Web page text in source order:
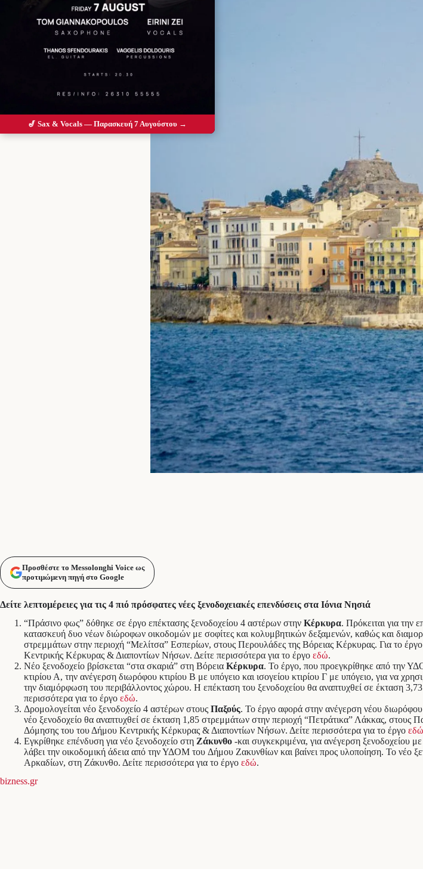
Προσθέστε το Messolonghi Voice ως
προτιμώμενη πηγή στο Google
Δείτε λεπτομέρειες για τις 4 πιό πρόσφατες νέες ξενοδοχειακές επενδύσεις στα Ιόνια Νησιά
“Πράσινο φως” δόθηκε σε έργο επέκτασης ξενοδοχείου 4 αστέρων στην Κέρκυρα. Πρόκειται για την
κατασκευή δυο νέων διώροφων οικοδομών με σοφίτες και κολυμβητικών δεξαμενών, καθώς και
στρεμμάτων στην περιοχή “Μελίτσα” Εσπερίων, στους Περουλάδες της Βόρειας Κέρκυρας. Για το
Κεντρικής Κέρκυρας & Διαποντίων Νήσων. Δείτε περισσότερα για το έργο εδώ.
Νέο ξενοδοχείο βρίσκεται “στα σκαριά” στη Βόρεια Κέρκυρα. Το έργο, που προεγκρίθηκε από την
κτιρίου Α, την ανέγερση διωρόφου κτιρίου Β με υπόγειο και ισογείου κτιρίου Γ με υπόγειο, για να
την διαμόρφωση του περιβάλλοντος χώρου. Η επέκταση του ξενοδοχείου θα αναπτυχθεί σε
περισσότερα για το έργο εδώ.
Δρομολογείται νέο ξενοδοχείο 4 αστέρων στους Παξούς. Το έργο αφορά στην ανέγερση νέου
νέο ξενοδοχείο θα αναπτυχθεί σε έκταση 1,85 στρεμμάτων στην περιοχή “Πετράτικα” Λάκκας, στους
Δόμησης του του Δήμου Κεντρικής Κέρκυρας & Διαποντίων Νήσων. Δείτε περισσότερα για το έργο εδώ
Εγκρίθηκε επένδυση για νέο ξενοδοχείο στη Ζάκυνθο -και συγκεκριμένα, για ανέγερση ξενοδοχείου
λάβει την οικοδομική άδεια από την ΥΔΟΜ του Δήμου Ζακυνθίων και βαίνει προς υλοποίηση. Το νέο
Αρκαδίων, στη Ζάκυνθο. Δείτε περισσότερα για το έργο εδώ.
bizness.gr
🎷 Sax & Vocals — Παρασκευή 7 Αυγούστου →